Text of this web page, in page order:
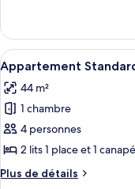
Appartement
Standard,
1
chambre,
balcon
le
type
de
chambre
Appartement
Standard,
chambre,
balcon
Afficher
toutes
les
photos
pour
ce
type
de
11
Appartement
44 m²
1 chambre
4 personnes
2 lits 1 place et 1
Plus de détails
Plus